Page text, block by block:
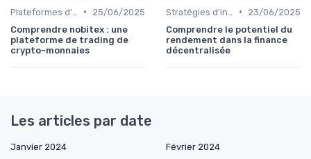
•
25/06/2025
Comprendre nobitex : une
plateforme de trading de
crypto-monnaies
•
23/06/2025
Comprendre le potentiel du
rendement dans la finance
décentralisée
Les articles par date
Janvier 2024
Février 2024